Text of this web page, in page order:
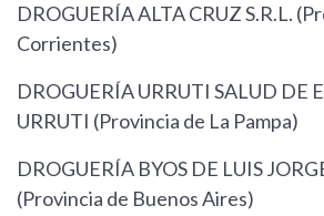
DROGUERÍA ALTA CRUZ S.R.L.
Corrientes)
DROGUERÍA URRUTI SALUD DE
URRUTI (Provincia de La Pampa)
DROGUERÍA BYOS DE LUIS
(Provincia de Buenos Aires)